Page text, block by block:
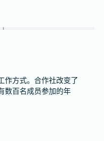
作方式。合作社改变了
数百名成员参加的年